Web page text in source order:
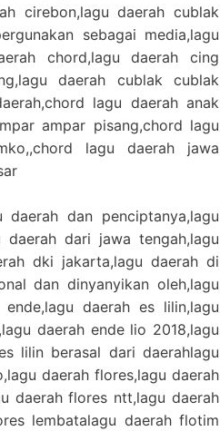
cirebon,lagu daerah cublak
sebagai media,lagu
chord,lagu daerah cing
daerah cublak cublak
lagu daerah anak
ampar pisang,chord lagu
lagu daerah jawa
dan penciptanya,lagu
dari jawa tengah,lagu
dki jakarta,lagu daerah di
dan dinyanyikan oleh,lagu
daerah es lilin,lagu
daerah ende lio 2018,lagu
lilin berasal dari daerahlagu
daerah flores,lagu daerah
daerah flores ntt,lagu daerah
lembatalagu daerah flotim